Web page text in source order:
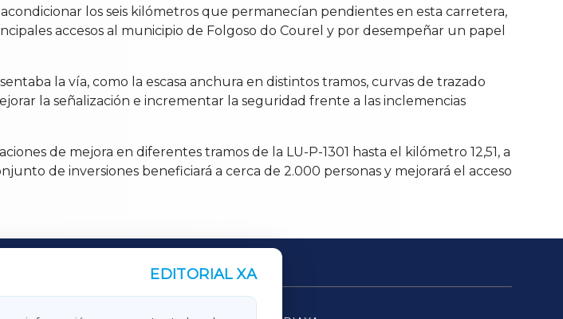
los seis kilómetros que permanecían pendientes en esta carretera,
accesos al municipio de Folgoso do Courel y por desempeñar un papel
la vía, como la escasa anchura en distintos tramos, curvas de trazado
la señalización e incrementar la seguridad frente a las inclemencias
de mejora en diferentes tramos de la LU-P-1301 hasta el kilómetro 12,51, a
de inversiones beneficiará a cerca de 2.000 personas y mejorará el acceso
EDITORIAL XA